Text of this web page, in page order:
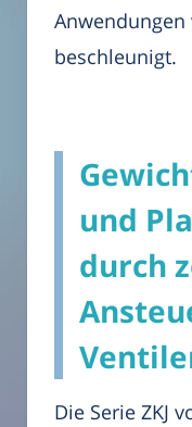
beschleunigt.
und
durch
Die Serie ZKJ